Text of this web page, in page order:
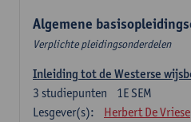
Algemene
Verplichte pleidingsonderdelen
Inleiding tot de Westerse
1E SEM
3 studiepunten
Lesgever(s):
Herbert De Vriese